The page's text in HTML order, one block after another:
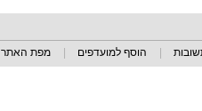
הוסף למועדפים מפת האתר